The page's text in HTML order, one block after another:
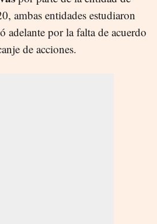
ambas entidades estudiaron
adelante por la falta de acuerdo
de acciones.